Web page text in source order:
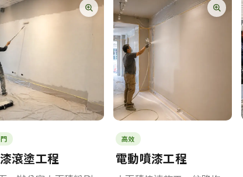
滾塗工程
高效
電動噴漆工程